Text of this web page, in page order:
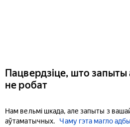
Пацвердзіце, што запыты
не робат
Нам вельмі шкада, але запыты з
аўтаматычных.
Чаму гэта магло